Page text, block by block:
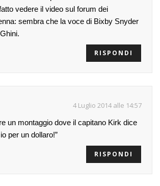
vedere il video sul forum dei
sembra che la voce di Bixby Snyder
RISPONDI
4 Luglio 2014 alle 14:57
un montaggio dove il capitano Kirk dice
per un dollaro!”
RISPONDI